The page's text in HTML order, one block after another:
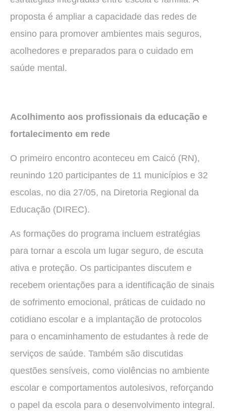
proposta é ampliar a capacidade das redes de
ensino para promover ambientes mais seguros,
acolhedores e preparados para o cuidado em
saúde mental.
Acolhimento aos profissionais da educação e
fortalecimento em rede
O primeiro encontro aconteceu em Caicó (RN),
reunindo 120 participantes de 11 municípios e 32
escolas, no dia 27/05, na Diretoria Regional da
Educação (DIREC).
As formações do programa incluem estratégias
para tornar a escola um lugar seguro, de escuta
ativa e proteção. Os participantes discutem e
recebem orientações para a identificação de sinais
de sofrimento emocional, práticas de cuidado no
cotidiano escolar e a implantação de protocolos
para o encaminhamento de estudantes à rede de
serviços de saúde. Também são discutidas
questões sensíveis, como violências no ambiente
escolar e comportamentos autolesivos, reforçando
o papel da escola para o desenvolvimento integral.